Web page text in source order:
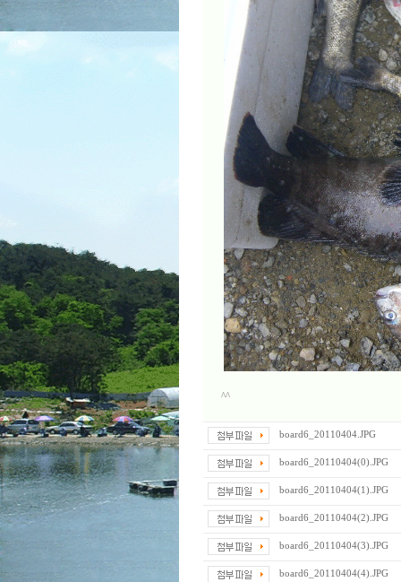
^^
board6_20110404.JPG
board6_20110404(0).JPG
board6_20110404(1).JPG
board6_20110404(2).JPG
board6_20110404(3).JPG
board6_20110404(4).JPG